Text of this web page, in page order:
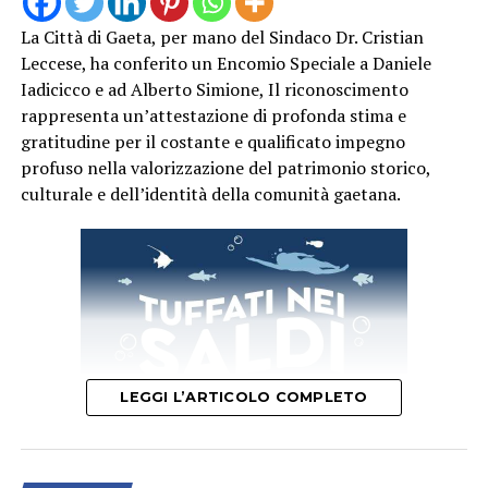
“La finta perizia dei valori”:i criminali convincono
la vittima a raccogliere denaro, gioielli o altri beni
custoditi in casa, annunciando l’arrivo imminente di
“perizia” o verifica di autenticità degli oggetti di
valore, adducendo quali scuse, il confronto con
merci oggetto di rapine o altri crimini.
richieste di denaro contante per sanare presunte
violazioni o multe.
“La truffa del finto appartenente al
La Città di Gaeta, per mano del Sindaco Dr. Cristian
Leccese, ha conferito un Encomio Speciale a Daniele
Iadicicco e ad Alberto Simione, Il riconoscimento
rappresenta un’attestazione di profonda stima e
gratitudine per il costante e qualificato impegno
profuso nella valorizzazione del patrimonio storico,
culturale e dell’identità della comunità gaetana.
LEGGI L’ARTICOLO COMPLETO